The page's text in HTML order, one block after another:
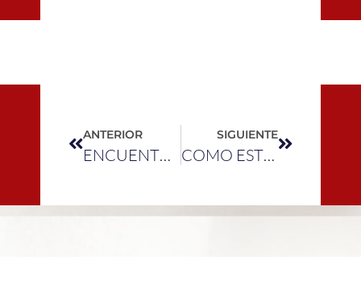
ANTERIOR
ENCUENTRO CON LECTORES
SIGUIENTE
COMO ESTRENO, EN EXCLUSIVA PARA USTEDES, A ELLA LE CANTAMOS.